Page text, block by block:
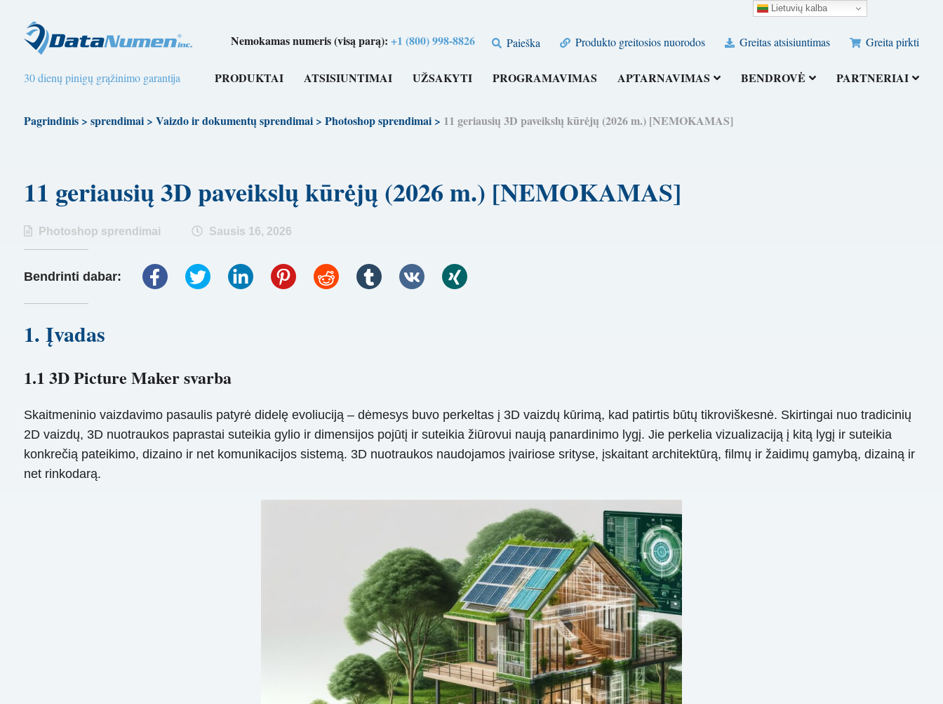
Nemokamas numeris (visą parą):+1 (800) 998-8826 Paieška Produkto greitosios nuorodos Greitas atsisiuntimas Greita pirkti
30 dienų pinigų grąžinimo garantija PRODUKTAI ATSISIUNTIMAI UŽSAKYTI PROGRAMAVIMAS APTARNAVIMAS BENDROVĖ PARTNERIAI
Pagrindinis> sprendimai> Vaizdo ir dokumentų sprendimai> Photoshop sprendimai> 11 geriausių 3D paveikslų kūrėjų (2026 m.) [NEMOKAMAS]
11 geriausių 3D paveikslų kūrėjų (2026 m.) [NEMOKAMAS]
Photoshop sprendimai Sausis 16, 2026
Bendrinti dabar:
1. Įvadas
1.1 3D Picture Maker svarba
Skaitmeninio vaizdavimo pasaulis patyrė didelę evoliuciją – dėmesys buvo perkeltas į 3D vaizdų kūrimą, kad patirtis būtų tikroviškesnė. Skirtingai nuo tradicinių
2D vaizdų, 3D nuotraukos paprastai suteikia gylio ir dimensijos pojūtį ir suteikia žiūrovui naują panardinimo lygį. Jie perkelia vizualizaciją į kitą lygį ir suteikia
konkrečią pateikimo, dizaino ir net komunikacijos sistemą. 3D nuotraukos naudojamos įvairiose srityse, įskaitant architektūrą, filmų ir žaidimų gamybą, dizainą ir
net rinkodarą.
Lietuvių kalba